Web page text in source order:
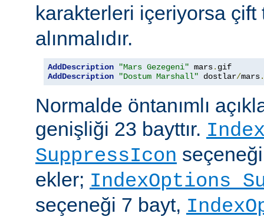
karakterleri içeriyorsa çift
alınmalıdır.
AddDescription "Mars Gezegeni" mars. gif
AddDescription
"Dostum Marshall" dostlar/mars.
Normalde öntanımlı
genişliği 23 bayttır.
SuppressIcon
ekler; IndexOptions
seçeneği 7 bayt,